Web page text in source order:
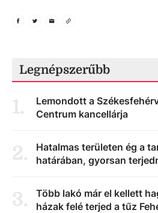
Legnépszerűbb
1.
Lemondott a
Centrum kancellárja
2.
Hatalmas területen ég a
határában, gyorsan
3.
Több lakó már el kellett
házak felé terjed a tűz